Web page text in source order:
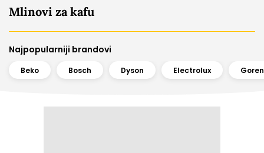
Mlinovi za kafu
Najpopularniji brandovi
Beko Bosch Dyson Electrolux